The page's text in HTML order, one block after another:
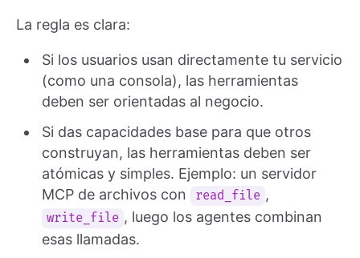
La regla es clara:
Si los usuarios usan directamente tu servicio
(como una consola), las herramientas
deben ser orientadas al negocio.
Si das capacidades base para que otros
construyan, las herramientas deben ser
atómicas y simples. Ejemplo: un servidor
MCP de archivos con
read_file ,
write_file , luego los agentes combinan
esas llamadas.